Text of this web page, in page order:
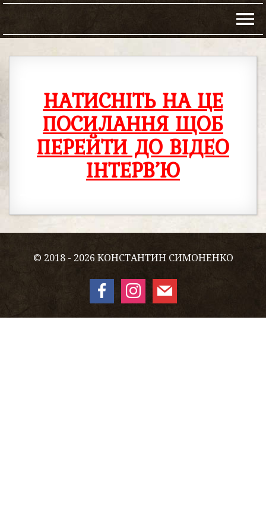
НАТИСНІТЬ НА ЦЕ
ПОСИЛАННЯ ЩОБ
ПЕРЕЙТИ ДО ВІДЕО
ІНТЕРВ’Ю
© 2018 - 2026 КОНСТАНТИН СИМОНЕНКО
facebookinstagram
mail